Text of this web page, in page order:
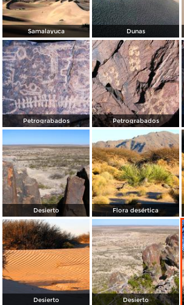
Samalayuca Dunas
Petrograbados Petrograbados
Desierto Flora desértica
Desierto Desierto